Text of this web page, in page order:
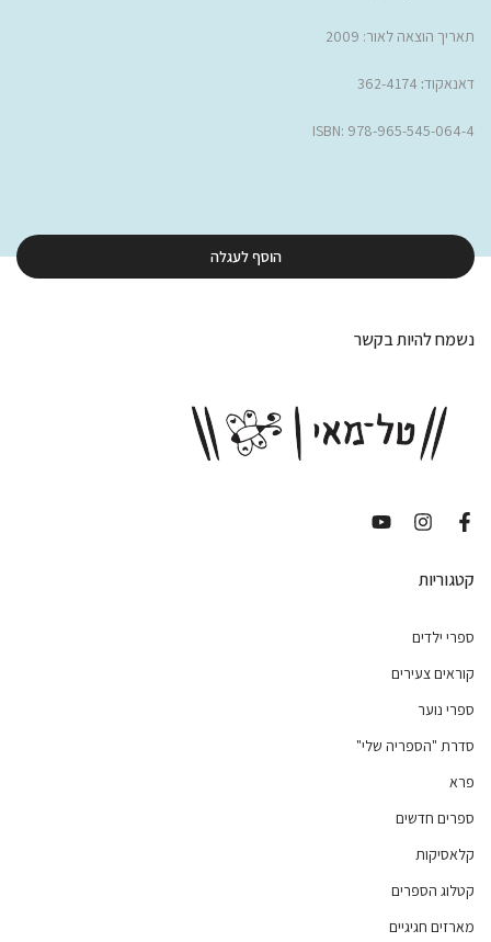
תאריך הוצאה לאור: 2009
דאנאקוד:
362-4174
ISBN: 978-965-545-064-4
הוסף לעגלה
נשמח להיות בקשר
קטגוריות
ספרי ילדים
קוראים צעירים
ספרי נוער
סדרת "הספריה שלי"
פרא
ספרים חדשים
קלאסיקות
קטלוג הספרים
מארזים חגיגיים